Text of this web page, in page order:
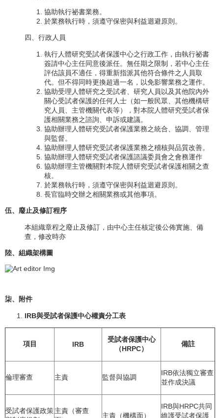
協助執行祕書業務。
於業務執行時，須遵守保密與利益迴避原則。
四、行政人員
執行人體研究受試者保護中心之行政工作，由執行祕書
簽請中心主任同意後派任。無任期之限制，若中心主任
評估該員不適任，得重新指派其他符合條件之人員取
代。但不得同時更換超過一名，以免影響業務之運作。
協助受理人體研究之受試者、研究人員以及其他院內外
關心受試者保護的任何人士（如一般民眾、其他機構研
究人員、主管機關代表等），對本院人體研究受試者保
護相關業務之諮詢、申訴或建議。
協助辦理人體研究受試者保護業務之統合、協調、管理
與監督。
協助辦理人體研究受試者保護業務之稽核與品質改善。
協助辦理人體研究受試者保護諮議委員會之會務運作
協助辦理主管機關對本院人體研究受試者保護相關之查
核。
於業務執行時，須遵守保密與利益迴避原則。
長官臨時交辦之相關業務或其他事項。
伍、廢止及修訂程序
本組織章程之廢止及修訂，由中心主任核定後公佈實施、備
查，修改時亦
陸、組織架構圖
柒、附件
IRB與受試者保護中心權責分工表
項目 IRB
受試者保護中心
（HRPC）
備註
倫理審查 主責 監督與協調
IRB依法獨立審查
並作成決議
受試者保護政策主責（審查
主責（機構面）
IRB與HRPC共同
維護受試者保護